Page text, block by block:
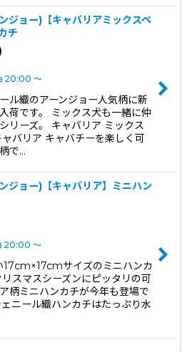
ジョー)【キャバリアミックスペ
チ
20:00 ～
ル織のアーンジョー人気柄に新
荷です。 ミックス犬も一緒に仲
リーズ。 キャバリア ミックス
バリア キャバチーを楽しく可
で…
ジョー)【キャバリア】ミニハン
20:00 ～
サイズのミニハンカ
スマスシーズンにピッタリの可
柄ミニハンカチが今年も登場で
ニール織ハンカチはたっぷり水